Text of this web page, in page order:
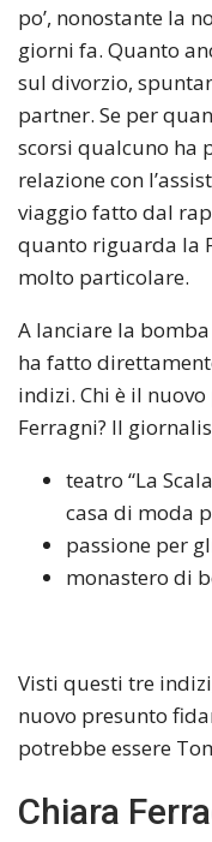
po’, nonostante la
giorni fa. Quanto
sul divorzio,
partner. Se per
scorsi qualcuno ha
relazione con
viaggio fatto dal
quanto riguarda la
molto particolare.
A lanciare la
ha fatto
indizi. Chi è il
Ferragni? Il
teatro “La
casa di moda
passione per
monastero di
Visti questi tre
nuovo presunto
potrebbe essere
Chiara